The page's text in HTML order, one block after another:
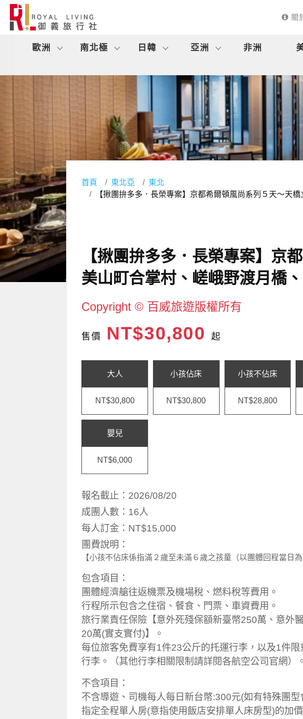
關
歐洲 南北極 日韓 亞洲 非洲
首頁 東北亞
東北
【揪團拚多多．長榮專案】京都希爾頓風尚系列５天～天
【揪團拚多多．長榮專案】京
美山町合掌村、嵯峨野渡月橋
Copyright © 百威旅遊版權所有
售價 NT$30,800起
大人
NT$30,800
小孩佔床
NT$30,800
小孩不佔床
NT$28,800
嬰兒
NT$6,000
報名截止：2026/08/20
成團人數：16人
每人訂金：NT$15,000
團費說明：
【小孩不佔床係指滿２歲至未滿６歲之孩童（以團體回程當日為
包含項目：
團體經濟艙往返機票及機場稅、燃料稅等費用。
行程所示包含之住宿、餐食、門票、車資費用。
旅行業責任保險【意外死殘保額新臺幣250萬、意外
20萬(實支實付)】。
每位旅客免費享有1件23公斤的托運行李，以及1件限
行李。（其他行李相關限制請詳閱各航空公司官網）。
不含項目：
不含導遊、司機每人每日新台幣:300元(如有特殊團型
指定全程單人房(意指使用飯店安排單人床房型)的加